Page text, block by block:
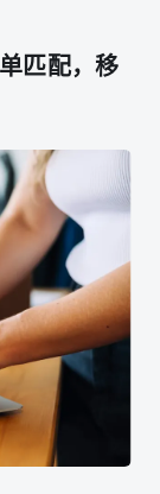
匹配，移
右上角
右上角